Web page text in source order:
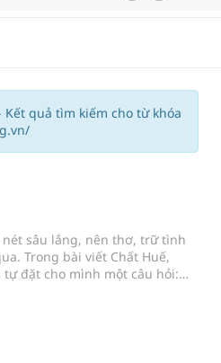
Kết quả tìm kiếm cho từ khóa
sâu lắng, nên thơ, trữ tình
Trong bài viết Chất Huế,
tự đặt cho mình một câu hỏi: